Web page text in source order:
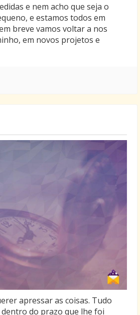
e nem acho que seja o
e estamos todos em
breve vamos voltar a nos
em novos projetos e
apressar as coisas. Tudo
do prazo que lhe foi